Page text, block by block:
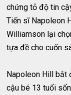
chứng tỏ độ tin
Tiến sĩ Napoleon
Williamson lại
tựa đề cho cuốn
Napoleon Hill bắt
cậu bé 13 tuổi